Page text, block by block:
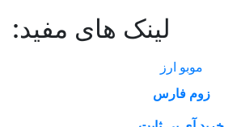
لینک های مفید:
موبو ارز
زوم فارس